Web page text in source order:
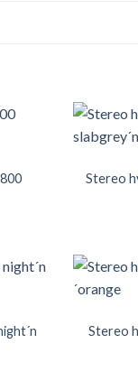
Stereo
Stereo